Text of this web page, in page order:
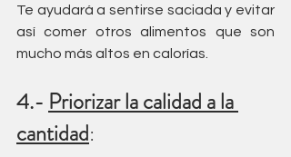
Te ayudará a sentirse saciada y evitar
así comer otros alimentos que son
mucho más altos en calorías.
4.- Priorizar la calidad a la
cantidad: